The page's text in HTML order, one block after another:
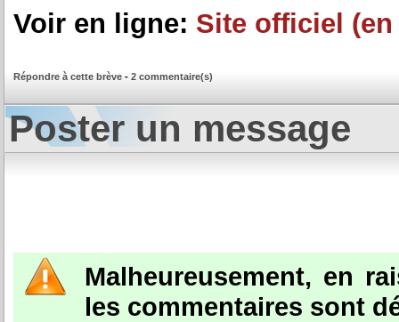
Voir en ligne: Site officiel
Répondre à cette brève - 2 commentaire(s)
Poster un message
Malheureusement, en
les commentaires sont